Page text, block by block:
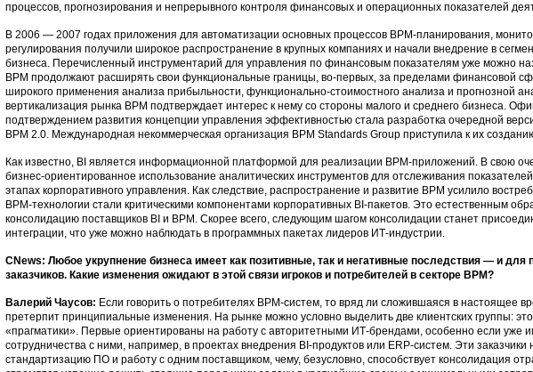
процессов, прогнозирования и непрерывного контроля финансовых и операционных показателей
В 2006 — 2007 годах приложения для автоматизации основных процессов ВРМ-планирования,
регулирования получили широкое распространение в крупных компаниях и начали внедрение в
бизнеса. Перечисленный инструментарий для управления по финансовым показателям уже можно
BPM продолжают расширять свои функциональные границы, во-первых, за пределами финансовой
широкого применения анализа прибыльности, функционально-стоимостного анализа и прогнозной
вертикализация рынка ВРМ подтверждает интерес к нему со стороны малого и среднего бизнеса.
подтверждением развития концепции управления эффективностью стала разработка очередной
BPM 2.0. Международная некоммерческая организация BPM Standards Group приступила к их
Как известно, BI является информационной платформой для реализации ВРМ-приложений. В свою
бизнес-ориентированное использование аналитических инструментов для отслеживания
этапах корпоративного управления. Как следствие, распространение и развитие ВРМ усилило
BPM-технологии стали критическими компонентами корпоративных BI-пакетов. Это естественным
консолидацию поставщиков ВI и ВРМ. Скорее всего, следующим шагом консолидации станет
интеграции, что уже можно наблюдать в программных пакетах лидеров ИТ-индустрии.
CNews: Любое укрупнение бизнеса имеет как позитивные, так и негативные последствия — и для
заказчиков. Какие изменения ожидают в этой связи игроков и потребителей в секторе BPM?
Валерий Чаусов: Если говорить о потребителях ВРМ-систем, то вряд ли сложившаяся в настоящее
претерпит принципиальные изменения. На рынке можно условно выделить две клиентских группы:
«прагматики». Первые ориентированы на работу с авторитетными ИТ-брендами, особенно если уже
сотрудничества с ними, например, в проектах внедрения ВI-продуктов или ERP-систем. Эти
стандартизацию ПО и работу с одним поставщиком, чему, безусловно, способствует консолидация